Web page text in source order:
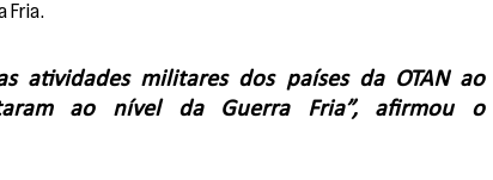
Fria.
atividades militares dos países da OTAN ao
ao nível da Guerra Fria”, afirmou o